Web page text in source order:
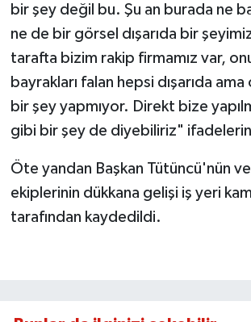
bir şey değil bu. Şu an burada ne
ne de bir görsel dışarıda bir
tarafta bizim rakip firmamız var,
bayrakları falan hepsi dışarıda
bir şey yapmıyor. Direkt bize
gibi bir şey de diyebiliriz"
Öte yandan Başkan Tütüncü'nün
ekiplerinin dükkana gelişi iş yeri
tarafından kaydedildi.